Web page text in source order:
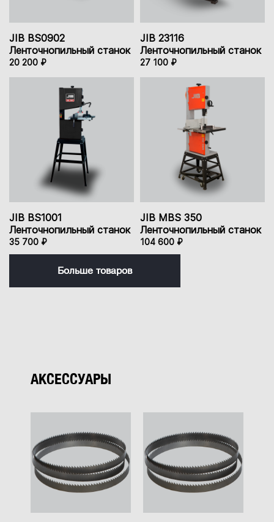
JIB BS0902
Ленточнопильный станок
20 200 ₽
JIB 23116
Ленточнопильный станок
27 100 ₽
JIB BS1001
Ленточнопильный станок
35 700 ₽
JIB MBS 350
Ленточнопильный станок
104 600 ₽
Больше товаров
АКСЕССУАРЫ